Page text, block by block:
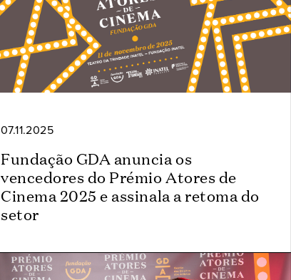
07.11.2025
Fundação GDA anuncia os
vencedores do Prémio Atores de
Cinema 2025 e assinala a retoma do
setor